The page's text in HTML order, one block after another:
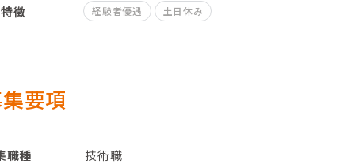
特徴 経験者優遇 土日休み
要項
職種 技術職